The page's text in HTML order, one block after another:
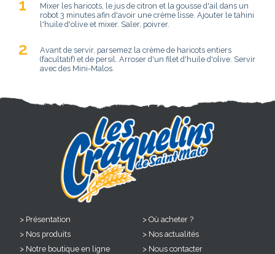
Mixer les haricots, le jus de citron et la gousse d'ail dans un
robot 3 minutes afin d'avoir une crème lisse. Ajouter le tahini
l'huile d'olive et mixer. Saler, poivrer.
Avant de servir, parsemez la crème de haricots entiers
(facultatif) et de persil. Arroser d'un filet d'huile d'olive. Servir
avec des Mini-Malos.
Présentation
Nos produits
Notre boutique en ligne
Où acheter ?
Nos actualités
Nous contacter